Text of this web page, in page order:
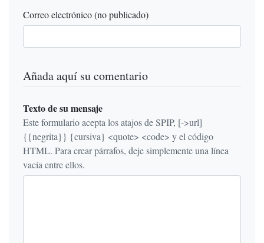
Correo electrónico (no publicado)
Añada aquí su comentario
Texto de su mensaje
Este formulario acepta los atajos de SPIP, [->url]
{{negrita}} {cursiva} <quote> <code> y el código
HTML. Para crear párrafos, deje simplemente una línea
vacía entre ellos.